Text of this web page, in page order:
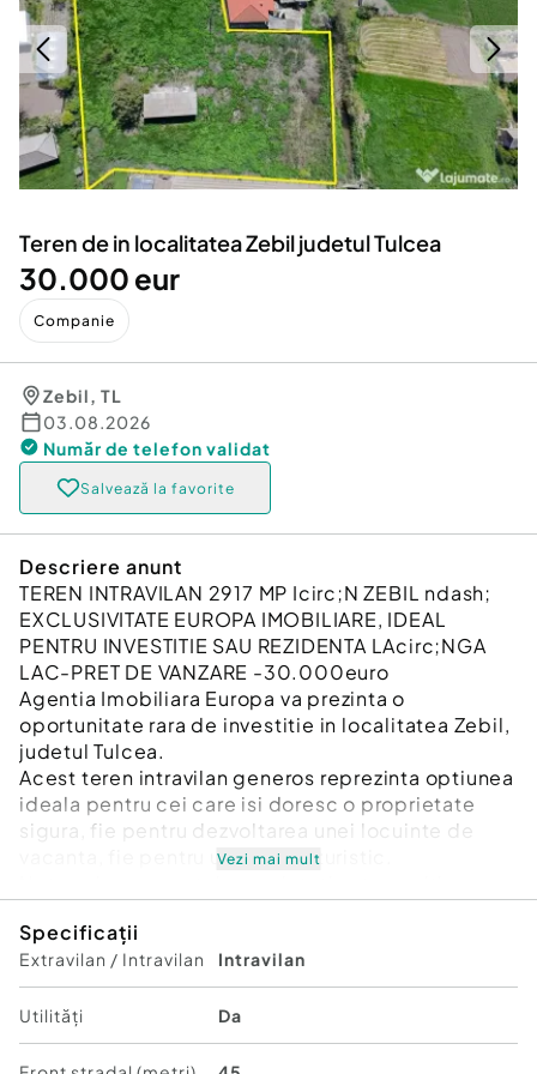
Servicii
Animale de companie
Afaceri și echipamente profesionale
Inchiriere Bunuri si Vehicule
Utilaje agricole si industriale
Piese auto si accesorii
Dacia Duster
Teren de in localitatea Zebil judetul Tulcea
30.000 eur
Companie
Zebil, TL
03.08.2026
Număr de telefon validat
Salvează la favorite
Descriere anunt
TEREN INTRAVILAN 2917 MP Icirc;N ZEBIL ndash;
EXCLUSIVITATE EUROPA IMOBILIARE, IDEAL
PENTRU INVESTITIE SAU REZIDENTA LAcirc;NGA
LAC-PRET DE VANZARE -30.000euro
Agentia Imobiliara Europa va prezinta o
oportunitate rara de investitie in localitatea Zebil,
judetul Tulcea.
Acest teren intravilan generos reprezinta optiunea
ideala pentru cei care isi doresc o proprietate
sigura, fie pentru dezvoltarea unei locuinte de
vacanta, fie pentru un proiect turistic.
Babadag, oferind un peisaj natural deosebit si un
potential urias de valorificare pe termen lung.
Compartimentare si Suprafete
Suprafata totala teren: 2917 mp intravilan.
Deschidere stradala: 45 metri liniari, ideala pentru
Vezi mai mult
Specificații
Extravilan / Intravilan Intravilan
Utilități Da